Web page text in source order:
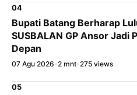
04
Bupati Batang Berharap
SUSBALAN GP Ansor Jadi
Depan
07 Agu 2026 •2 mnt•275 views
05